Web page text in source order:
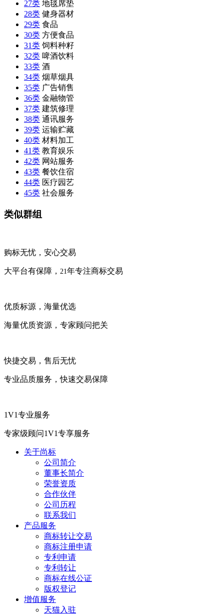
27类 地毯席垫
28类 健身器材
29类 食品
30类 方便食品
31类 饲料种籽
32类 啤酒饮料
33类 酒
34类 烟草烟具
35类 广告销售
36类 金融物管
37类 建筑修理
38类 通讯服务
39类 运输贮藏
40类 材料加工
41类 教育娱乐
42类 网站服务
43类 餐饮住宿
44类 医疗园艺
45类 社会服务
类似群组
购标无忧，安心交易
大平台有保障， 21年专注商标交易
优质标源，海量优选
海量优质资源，专家顾问把关
快捷交易，售后无忧
专业品质服务，快速交易保障
1V1专业服务
专家级顾问1V1专享服务
关于尚标
公司简介
董事长简介
荣誉资质
合作伙伴
公司历程
联系我们
产品服务
商标转让交易
商标注册申请
专利申请
专利转让
商标在线公证
版权登记
增值服务
天猫入驻